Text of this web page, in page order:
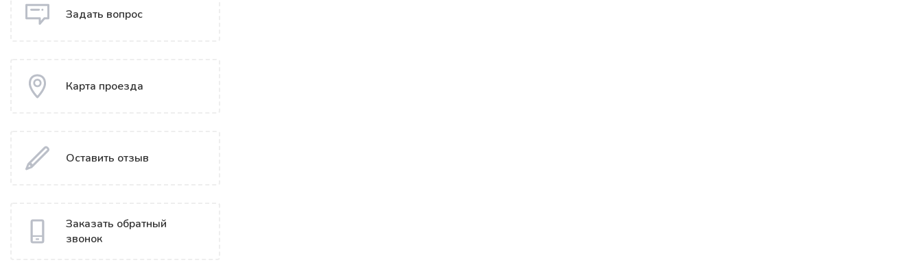
Задать вопрос
Карта проезда
Оставить отзыв
Заказать обратный
звонок